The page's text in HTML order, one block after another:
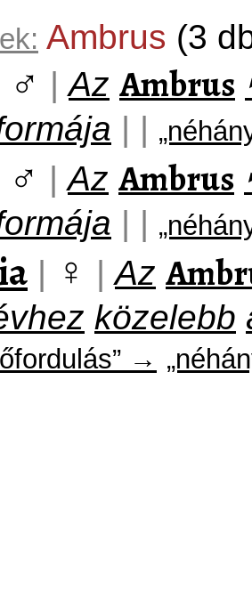
Ambrus (3
♂ | Az Ambrus
| |
♂ | Az Ambrus
| |
| ♀ | Az
közelebb
→